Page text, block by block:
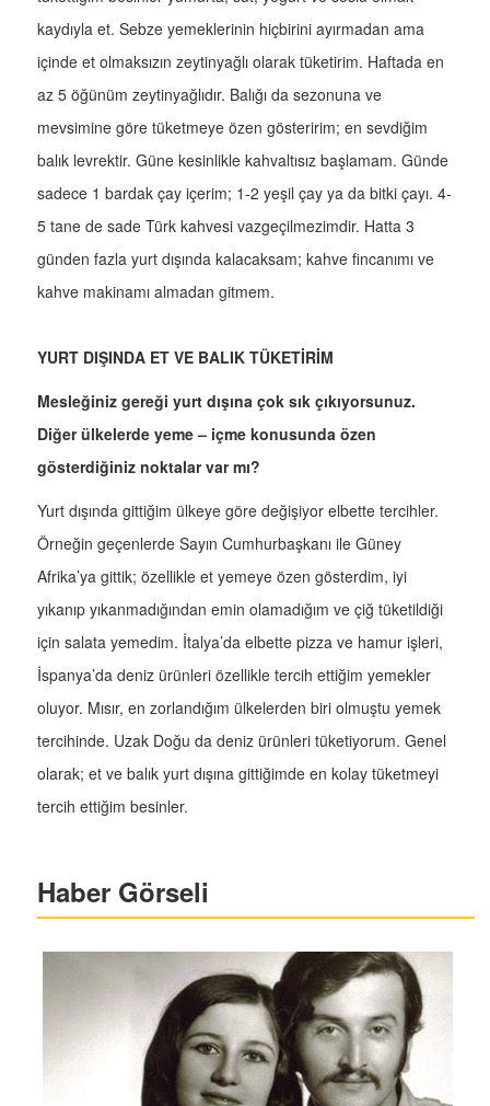
kaydıyla et. Sebze yemeklerinin hiçbirini ayırmadan ama
içinde et olmaksızın zeytinyağlı olarak tüketirim. Haftada en
az 5 öğünüm zeytinyağlıdır. Balığı da sezonuna ve
mevsimine göre tüketmeye özen gösteririm; en sevdiğim
balık levrektir. Güne kesinlikle kahvaltısız başlamam. Günde
sadece 1 bardak çay içerim; 1-2 yeşil çay ya da bitki çayı. 4-
5 tane de sade Türk kahvesi vazgeçilmezimdir. Hatta 3
günden fazla yurt dışında kalacaksam; kahve fincanımı ve
kahve makinamı almadan gitmem.
YURT DIŞINDA ET VE BALIK TÜKETİRİM
Mesleğiniz gereği yurt dışına çok sık çıkıyorsunuz.
Diğer ülkelerde yeme – içme konusunda özen
gösterdiğiniz noktalar var mı?
Yurt dışında gittiğim ülkeye göre değişiyor elbette tercihler.
Örneğin geçenlerde Sayın Cumhurbaşkanı ile Güney
Afrika’ya gittik; özellikle et yemeye özen gösterdim, iyi
yıkanıp yıkanmadığından emin olamadığım ve çiğ tüketildiği
için salata yemedim. İtalya’da elbette pizza ve hamur işleri,
İspanya’da deniz ürünleri özellikle tercih ettiğim yemekler
oluyor. Mısır, en zorlandığım ülkelerden biri olmuştu yemek
tercihinde. Uzak Doğu da deniz ürünleri tüketiyorum. Genel
olarak; et ve balık yurt dışına gittiğimde en kolay tüketmeyi
tercih ettiğim besinler.
Haber Görseli